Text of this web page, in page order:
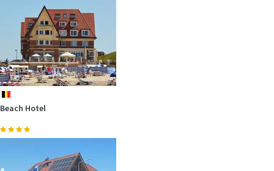
be
Beach Hotel